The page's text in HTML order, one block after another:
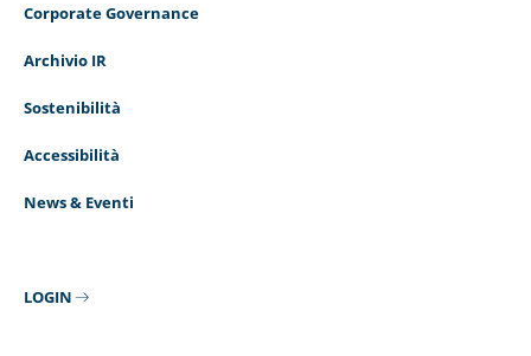
Corporate Governance
Archivio IR
Sostenibilità
Accessibilità
News & Eventi
LOGIN